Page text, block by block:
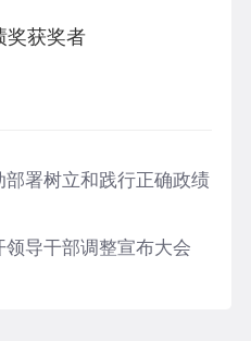
奖获奖者
部署树立和践行正确政绩
导干部调整宣布大会